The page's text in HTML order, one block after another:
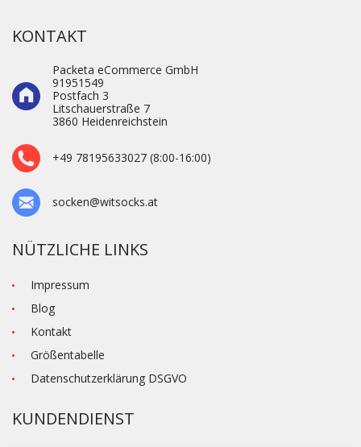
KONTAKT
Packeta eCommerce GmbH
91951549
Postfach 3
Litschauerstraße 7
3860 Heidenre­ichstein
+49 78195633027 (8:00-16:00)
socken@witsocks.at
NÜTZLICHE LINKS
Impressum
Blog
Kontakt
Größentabelle
Datenschutzerklärung DSGVO
KUNDENDIENST